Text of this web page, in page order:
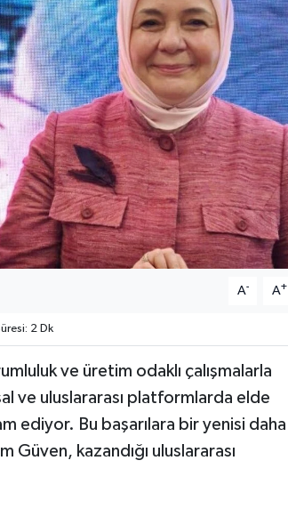
A- A+
2 Dk
ve üretim odaklı çalışmalarla
ve uluslararası platformlarda elde
ediyor. Bu başarılara bir yenisi daha
kazandığı uluslararası